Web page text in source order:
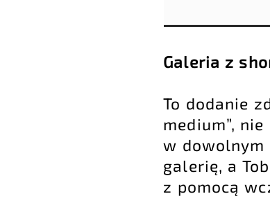
Galeria z
To dodanie
medium”,
w dowolnym
galerię, a
z pomocą